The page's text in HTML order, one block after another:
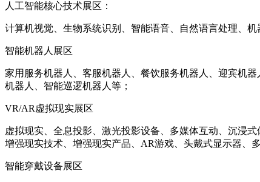
人工智能核心技术展区：
计算机视觉、生物系统识别、智能语音、自然语言处理、
智能机器人展区
家用服务机器人、客服机器人、餐饮服务机器人、迎宾机
机器人、智能巡逻机器人等；
VR/AR虚拟现实展区
虚拟现实、全息投影、激光投影设备、多媒体互动、沉浸
增强现实技术、增强现实产品、AR游戏、头戴式显示器、
智能穿戴设备展区